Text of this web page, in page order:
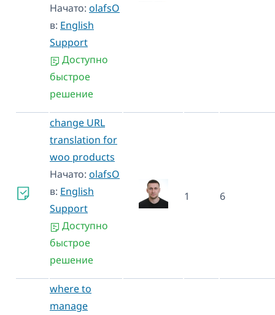
Начато: olafsO
в: English
Support
Доступно
быстрое
решение
change URL
translation for
woo products
Начато: olafsO
в: English
Support
Доступно
быстрое
решение
1 6
where to
manage